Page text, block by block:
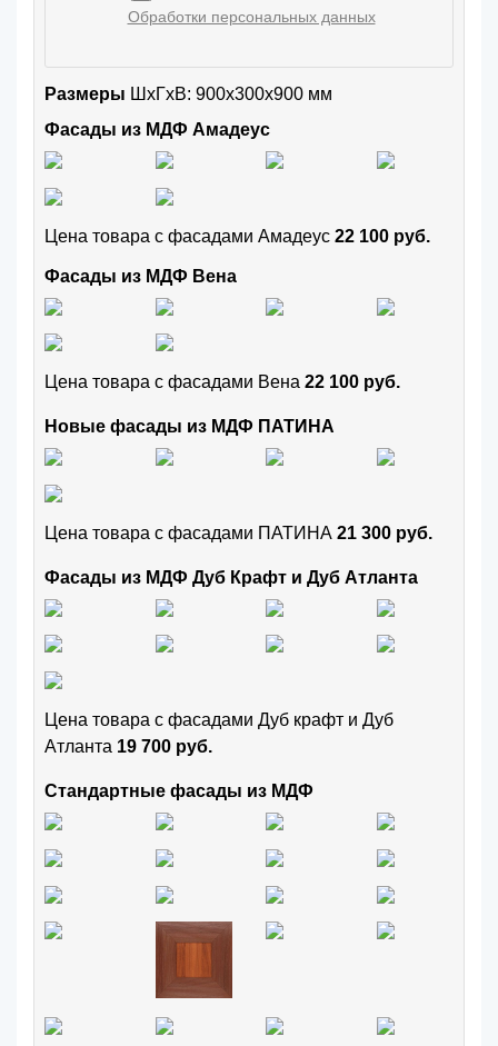
Обработки персональных данных
Размеры ШxГхВ: 900x300x900 мм
Фасады из МДФ Амадеус
Цена товара с фасадами Амадеус 22 100 руб.
Фасады из МДФ Вена
Цена товара с фасадами Вена 22 100 руб.
Новые фасады из МДФ ПАТИНА
Цена товара с фасадами ПАТИНА 21 300 руб.
Фасады из МДФ Дуб Крафт и Дуб Атланта
Цена товара с фасадами Дуб крафт и Дуб
Атланта 19 700 руб.
Стандартные фасады из МДФ